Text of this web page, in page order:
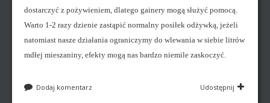
dostarczyć z pożywieniem, dlatego gainery mogą służyć pomocą.
Warto 1-2 razy dzienie zastąpić normalny posiłek odżywką, jeżeli
natomiast nasze działania ograniczymy do wlewania w siebie litrów
mdłej mieszaniny, efekty mogą nas bardzo niemile zaskoczyć.
Dodaj komentarz Udostępnij